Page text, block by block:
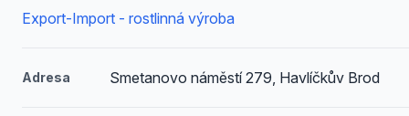
Export-Import - rostlinná výroba
Adresa Smetanovo náměstí 279, Havlíčkův Brod